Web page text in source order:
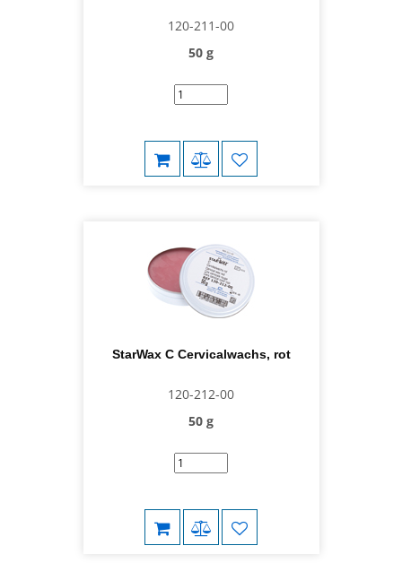
120-211-00
50 g
StarWax C Cervicalwachs, rot
120-212-00
50 g